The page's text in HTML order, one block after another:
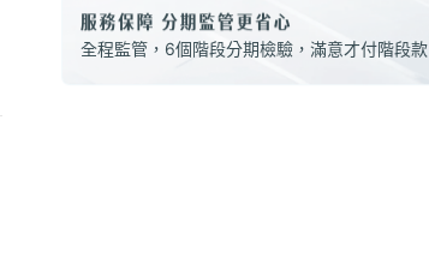
全程監管，6個階段分期檢驗，滿意才付階段款